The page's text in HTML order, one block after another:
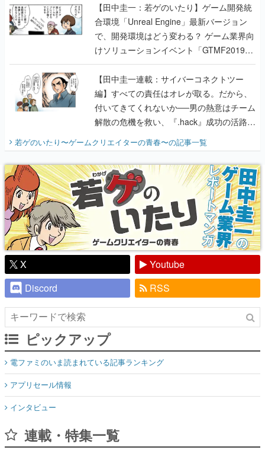
【田中圭一：若ゲのいたり】ゲーム開発統
合環境「Unreal Engine」最新バージョン
で、開発環境はどう変わる？ ゲーム業界向
けソリューションイベント「GTMF2019」
に行って、より理解を深めよう【PR】
【田中圭一連載：サイバーコネクトツー
編】すべての責任はオレが取る。だから、
付いてきてくれないか──男の熱意はチーム
解散の危機を救い、『.hack』成功の活路を
『少年ジャンプ』色だった【若ゲのいた
り】
若ゲのいたり〜ゲームクリエイターの青春〜の記事一覧
X
Youtube
Discord
RSS
ピックアップ
電ファミのいま読まれている記事ランキング
アプリセール情報
インタビュー
連載・特集一覧